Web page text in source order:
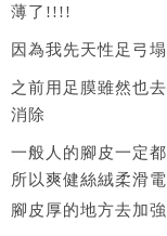
薄了!!!!
因為我先天性足弓
之前用足膜雖然也
消除
一般人的腳皮一定
所以爽健絲絨柔滑
腳皮厚的地方去加